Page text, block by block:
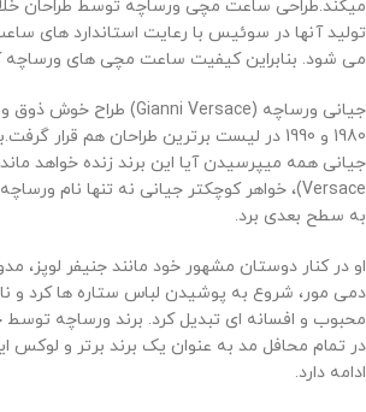
میکند.طراحی ساعت مچی ورساچه توسط طراحان
تولید آنها در سوئیس با رعایت استاندارد های
می شود. بنابراین کیفیت ساعت مچی های ورساچه
جیانی ورساچه (Gianni Versace) طراح خوش ذوق و
1980 و 1990 در لیست برترین طراحان هم قرار
جیانی همه میپرسیدن آیا این برند زنده خواهد
Versace)، خواهر کوچکتر جیانی نه تنها نام
به سطح بعدی برد.
او در کنار دوستان مشهور خود مانند جنیفر لوپز،
دمی مور، شروع به پوشیدن لباس ستاره ها کرد و
محبوب و افسانه ای تبدیل کرد. برند ورساچه توسط
در تمام محافل مد به عنوان یک برند برتر و لوکس
ادامه دارد.